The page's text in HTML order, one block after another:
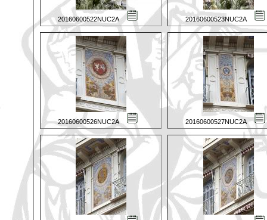
20160600522NUC2A 20160600523NUC2A
20160600526NUC2A 20160600527NUC2A